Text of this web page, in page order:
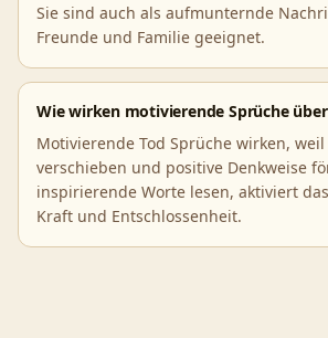
Sie sind auch als aufmunternde
Freunde und Familie geeignet.
Wie wirken motivierende Sprüche über
Motivierende Tod Sprüche wirken,
verschieben und positive Denkweise
inspirierende Worte lesen, aktiviert
Kraft und Entschlossenheit.